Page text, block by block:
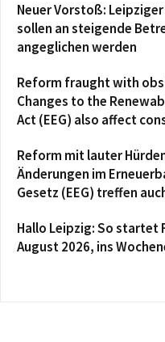
Neuer Vorstoß:
sollen an steigende
angeglichen werden
Reform fraught with
Changes to the
Act (EEG) also affect
Reform mit lauter
Änderungen im
Gesetz (EEG) treffen
Hallo Leipzig: So startet
August 2026, ins